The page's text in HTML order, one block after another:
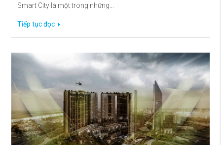
Smart City là một trong những...
Tiếp tục đọc